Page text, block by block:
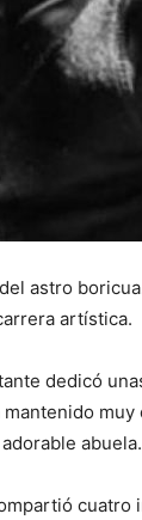
astro
artística.
dedicó
abuela.
cuatro